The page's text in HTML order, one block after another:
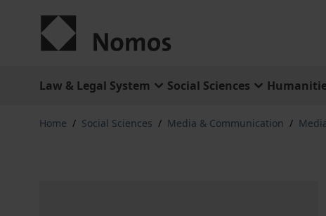
Law & Legal System Social Sciences
Home / Social Sciences / Media & Communication /